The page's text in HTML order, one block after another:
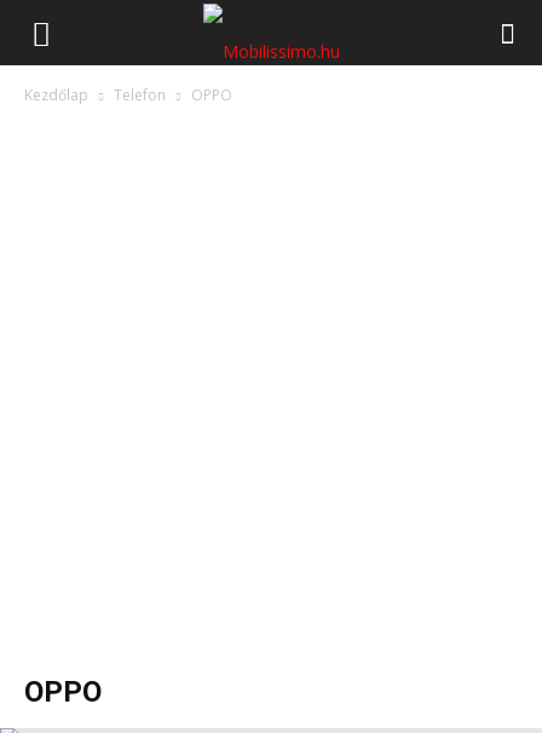
Mobilissimo.hu
Kezdőlap Telefon OPPO
OPPO
Középkategóriás Reno, A és F modellek